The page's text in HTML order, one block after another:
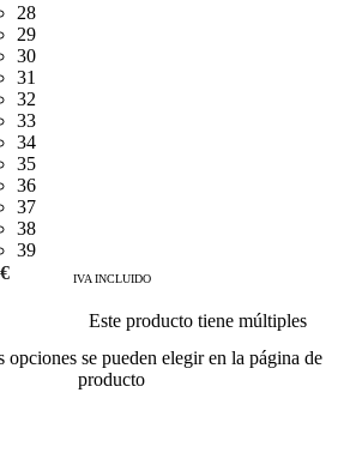
28
29
30
31
32
33
34
35
36
37
38
39
€ IVA INCLUIDO
Este producto tiene múltiples
opciones se pueden elegir en la página de
producto